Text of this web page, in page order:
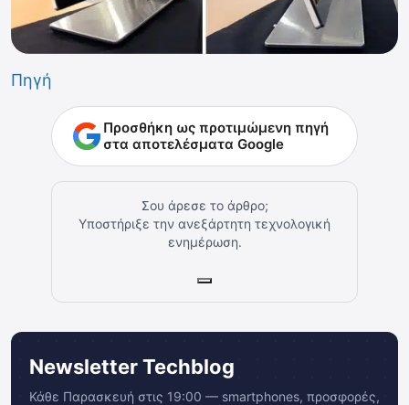
Πηγή
Προσθήκη ως προτιμώμενη πηγή
στα αποτελέσματα Google
Σου άρεσε το άρθρο;
Υποστήριξε την ανεξάρτητη τεχνολογική
ενημέρωση.
Newsletter Techblog
Κάθε Παρασκευή στις 19:00 — smartphones, προσφορές,